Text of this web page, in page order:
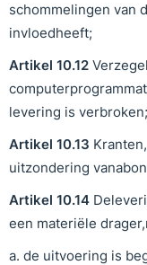
schommelingen van
invloedheeft;
Artikel 10.12
levering is verbroken;
Artikel 10.13
uitzondering
Artikel 10.14
een materiële
a. de uitvoering is